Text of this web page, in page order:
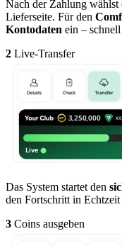
Nach der Zahlung wählst
Lieferseite. Für den
Kontodaten ein –
2 Live-Transfer
Das System startet den
den Fortschritt in Echtzeit
3 Coins ausgeben